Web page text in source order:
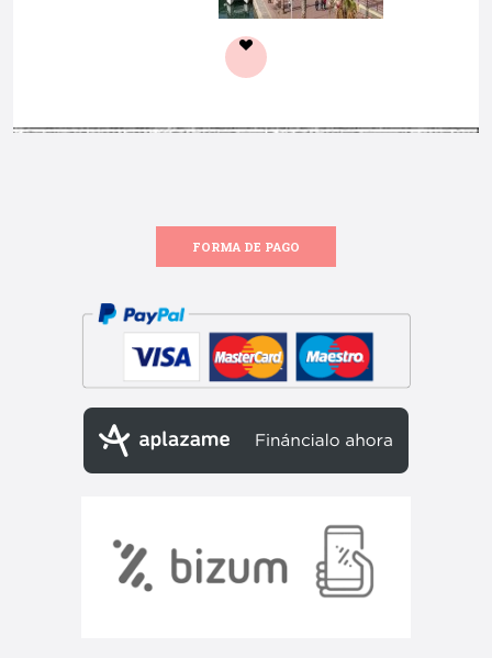
FORMA DE PAGO